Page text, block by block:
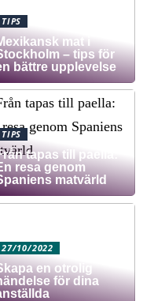
TIPS
mat i
– tips för
bättre upplevelse
TIPS
tapas till paella:
resa genom
matvärld
27/10/2022
en otrolig
för dina